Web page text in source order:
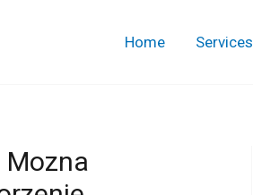
Home Services
Mozna